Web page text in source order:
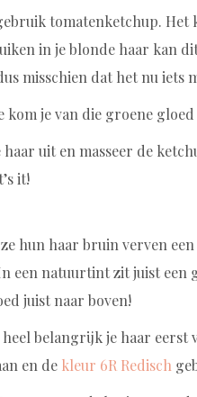
tomatenketchup.
in je blonde haar kan
misschien dat het nu iets
uit en masseer de
it!
ze hun haar bruin verven
een natuurtint zit juist een
juist naar boven!
belangrijk je haar eerst
en de kleur 6R Redisch